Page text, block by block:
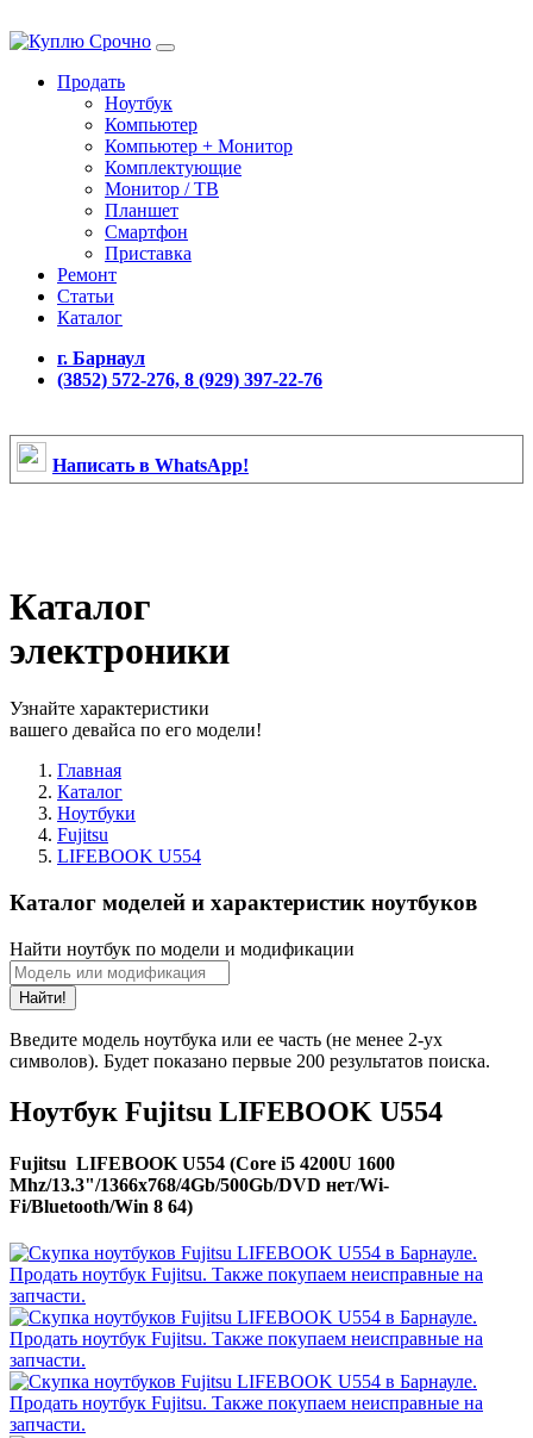
Продать
Ноутбук
Компьютер
Компьютер + Монитор
Комплектующие
Монитор / ТВ
Планшет
Смартфон
Приставка
Ремонт
Статьи
Каталог
г. Барнаул
(3852) 572-276, 8 (929) 397-22-76
Написать в WhatsApp!
Каталог
электроники
Узнайте характеристики
вашего девайса по его модели!
Главная
Каталог
Ноутбуки
Fujitsu
LIFEBOOK U554
Каталог моделей и характеристик ноутбуков
Найти ноутбук по модели и модификации
Найти!
Введите модель ноутбука или ее часть (не менее 2-ух
символов). Будет показано первые 200 результатов поиска.
Ноутбук Fujitsu LIFEBOOK U554
Fujitsu LIFEBOOK U554 (Core i5 4200U 1600
Mhz/13.3"/1366x768/4Gb/500Gb/DVD нет/Wi-
Fi/Bluetooth/Win 8 64)